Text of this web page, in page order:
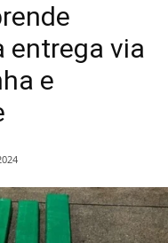
entrega via
e